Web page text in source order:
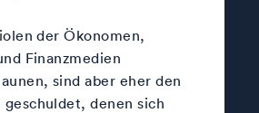
der Ökonomen,
Finanzmedien
sind aber eher den
geschuldet, denen sich